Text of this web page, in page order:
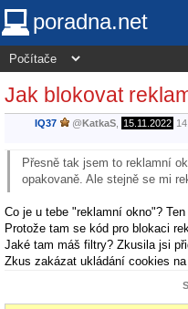
poradna.net
Jak blokovat
IQ37 @KatkaS 15.11.2022
Přesně tak jsem to reklamní
opakovaně. Ale stejně se mi
Co je u tebe "reklamní okno"?
Protože tam se kód pro blokaci
Jaké tam máš filtry? Zkusila jsi
Zkus zakázat ukládání cookies